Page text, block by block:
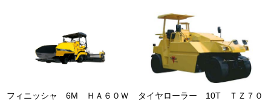
フィニッシャ 6M ＨＡ６０Ｗ
タイヤローラー 10T ＴＺ７０